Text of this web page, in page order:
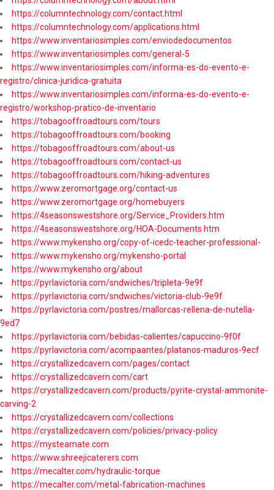
https://columntechnology.com/contact.html
https://columntechnology.com/applications.html
https://www.inventariosimples.com/enviodedocumentos
https://www.inventariosimples.com/general-5
https://www.inventariosimples.com/informa-es-do-evento-e-
registro/clinica-juridica-gratuita
https://www.inventariosimples.com/informa-es-do-evento-e-
registro/workshop-pratico-de-inventario
https://tobagooffroadtours.com/tours
https://tobagooffroadtours.com/booking
https://tobagooffroadtours.com/about-us
https://tobagooffroadtours.com/contact-us
https://tobagooffroadtours.com/hiking-adventures
https://www.zeromortgage.org/contact-us
https://www.zeromortgage.org/homebuyers
https://4seasonswestshore.org/Service_Providers.htm
https://4seasonswestshore.org/HOA-Documents.htm
https://www.mykensho.org/copy-of-icedc-teacher-professional-
https://www.mykensho.org/mykensho-portal
https://www.mykensho.org/about
https://pyrlavictoria.com/sndwiches/tripleta-9e9f
https://pyrlavictoria.com/sndwiches/victoria-club-9e9f
https://pyrlavictoria.com/postres/mallorcas-rellena-de-nutella-
9ed7
https://pyrlavictoria.com/bebidas-calientes/capuccino-9f0f
https://pyrlavictoria.com/acompaantes/platanos-maduros-9ecf
https://crystallizedcavern.com/pages/contact
https://crystallizedcavern.com/cart
https://crystallizedcavern.com/products/pyrite-crystal-ammonite-
carving-2
https://crystallizedcavern.com/collections
https://crystallizedcavern.com/policies/privacy-policy
https://mysteamate.com
https://www.shreejicaterers.com
https://mecalter.com/hydraulic-torque
https://mecalter.com/metal-fabrication-machines